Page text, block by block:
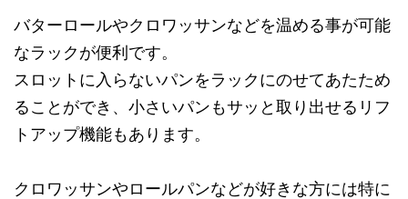
バターロールやクロワッサンなどを温める事が可能
なラックが便利です。
スロットに入らないパンをラックにのせてあたため
ることができ、小さいパンもサッと取り出せるリフ
トアップ機能もあります。
クロワッサンやロールパンなどが好きな方には特に